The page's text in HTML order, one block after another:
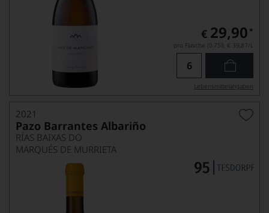
€ 29,90 *
pro Flasche (0.75l), € 39,87/L
Lebensmittel­angaben
2021
Pazo Barrantes Albariño
RÍAS BAIXAS DO
MARQUÉS DE MURRIETA